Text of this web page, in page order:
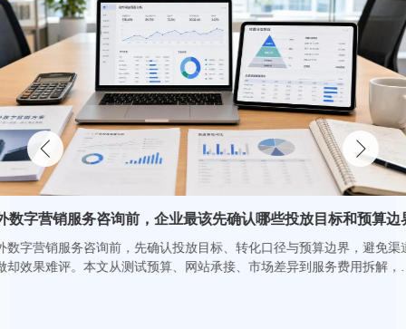
本地化精准营销 提供极致的网站加速方案
外贸企业 终极解决方案
不加广告费 也能让询盘倍增
134小语种 多语言网站自动翻译
微信/电话/邮箱 多方式留言即时推送
智能DNS解析 可发布全球服务器节点
立即体验
立即体验
Q：
易营宝与其他建站平台相比，有什
么不同？
立即咨询
AI建站快速上线前，哪些页面和功能不能省
AI建站快速上线前，别只追求速度。首页、产品页、关于我
们、联系页、表单、CTA、移动端适配与SEO基础项缺一不
可。了解哪些页面和功能不能省，避免返工，提升收录、询盘
 